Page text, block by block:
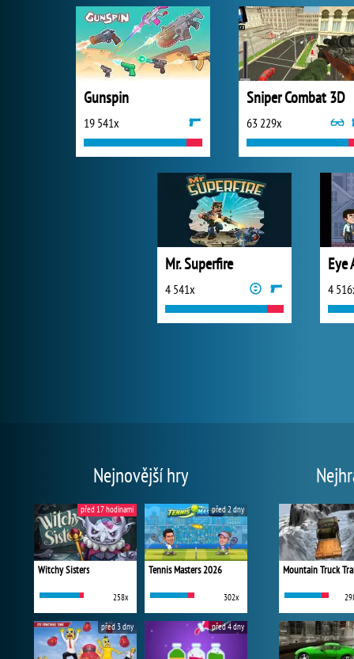
Gunspin
19 541x
Sniper Combat 3D
63 229x
Mr. Superfire
4 541x 4
Nejnovější hry
Witchy Sisters
258x
před 17 hodinami
Tennis Masters 2026
302x
před 2 dny
před 3 dny před 4 dny
Mountain Truck